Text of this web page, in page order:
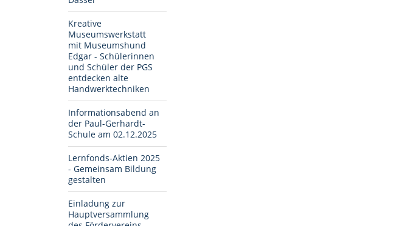
Kreative
Museumswerkstatt
mit Museumshund
Edgar - Schülerinnen
und Schüler der PGS
entdecken alte
Handwerktechniken
Informationsabend an
der Paul-Gerhardt-
Schule am 02.12.2025
Lernfonds-Aktien 2025
- Gemeinsam Bildung
gestalten
Einladung zur
Hauptversammlung